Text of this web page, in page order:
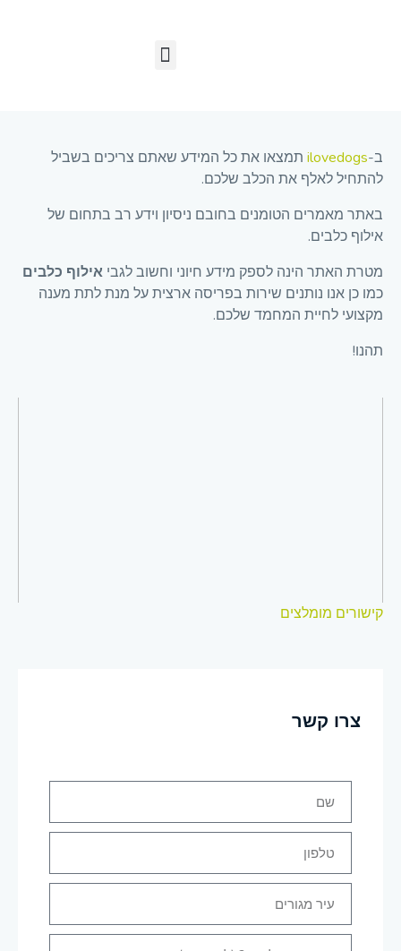
ב-ilovedogs תמצאו את כל המידע שאתם צריכים בשביל
להתחיל לאלף את הכלב שלכם.
באתר מאמרים הטומנים בחובם ניסיון וידע רב בתחום של
אילוף כלבים.
מטרת האתר הינה לספק מידע חיוני וחשוב לגבי אילוף כלבים
כמו כן אנו נותנים שירות בפריסה ארצית על מנת לתת מענה
מקצועי לחיית המחמד שלכם.
תהנו!
קישורים מומלצים
צרו קשר